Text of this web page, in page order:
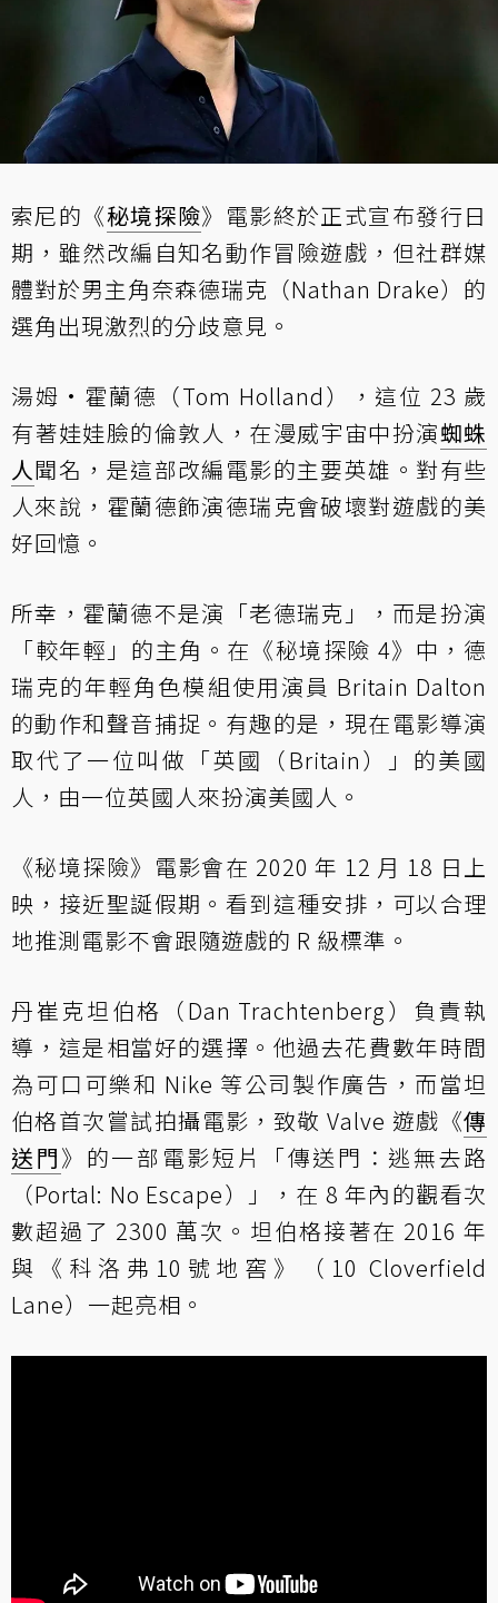
索尼的《秘境探險》電影終於正式宣布發行日
期，雖然改編自知名動作冒險遊戲，但社群媒
體對於男主角奈森德瑞克（Nathan Drake）的
選角出現激烈的分歧意見。
湯姆·霍蘭德（Tom Holland），這位 23 歲
有著娃娃臉的倫敦人，在漫威宇宙中扮演蜘蛛
人聞名，是這部改編電影的主要英雄。對有些
人來說，霍蘭德飾演德瑞克會破壞對遊戲的美
好回憶。
所幸，霍蘭德不是演「老德瑞克」，而是扮演
「較年輕」的主角。在《秘境探險 4》中，德
瑞克的年輕角色模組使用演員 Britain Dalton
的動作和聲音捕捉。有趣的是，現在電影導演
取代了一位叫做「英國（Britain）」的美國
人，由一位英國人來扮演美國人。
《秘境探險》電影會在 2020 年 12 月 18 日上
映，接近聖誕假期。看到這種安排，可以合理
地推測電影不會跟隨遊戲的 R 級標準。
丹崔克坦伯格（Dan Trachtenberg）負責執
導，這是相當好的選擇。他過去花費數年時間
為可口可樂和 Nike 等公司製作廣告，而當坦
伯格首次嘗試拍攝電影，致敬 Valve 遊戲《傳
送門》的一部電影短片「傳送門：逃無去路
（Portal: No Escape）」，在 8 年內的觀看次
數超過了 2300 萬次。坦伯格接著在 2016 年
與《科洛弗10號地窖》（10 Cloverfield
Lane）一起亮相。